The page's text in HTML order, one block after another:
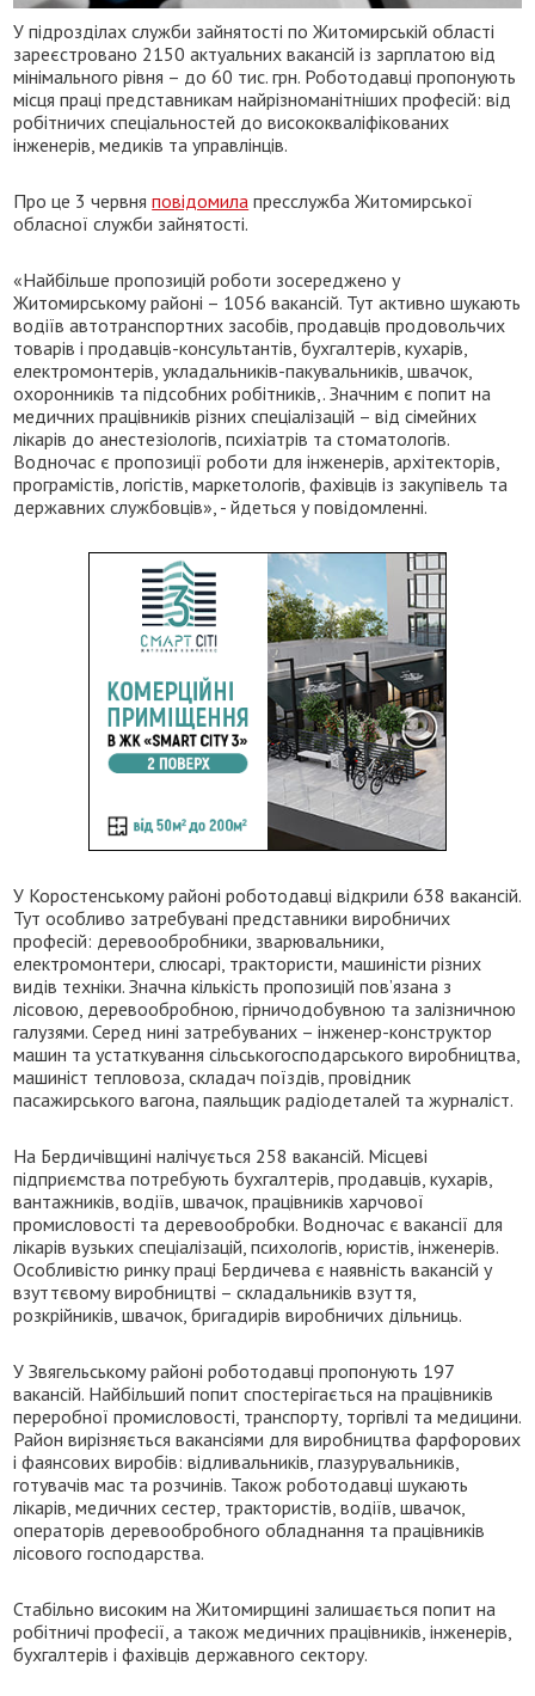
У підрозділах служби зайнятості по Житомирській області
зареєстровано 2150 актуальних вакансій із зарплатою від
мінімального рівня – до 60 тис. грн. Роботодавці пропонують
місця праці представникам найрізноманітніших професій: від
робітничих спеціальностей до висококваліфікованих
інженерів, медиків та управлінців.
Про це 3 червняповідомила пресслужба Житомирської
обласної служби зайнятості.
«Найбільше пропозицій роботи зосереджено у
Житомирському районі – 1056 вакансій. Тут активно шукають
водіїв автотранспортних засобів, продавців продовольчих
товарів і продавців-консультантів, бухгалтерів, кухарів,
електромонтерів, укладальників-пакувальників, швачок,
охоронників та підсобних робітників,. Значним є попит на
медичних працівників різних спеціалізацій – від сімейних
лікарів до анестезіологів, психіатрів та стоматологів.
Водночас є пропозиції роботи для інженерів, архітекторів,
програмістів, логістів, маркетологів, фахівців із закупівель та
державних службовців», - йдеться у повідомленні.
У Коростенському районі роботодавці відкрили 638 вакансій.
Тут особливо затребувані представники виробничих
професій: деревообробники, зварювальники,
електромонтери, слюсарі, трактористи, машиністи різних
видів техніки. Значна кількість пропозицій пов’язана з
лісовою, деревообробною, гірничодобувною та залізничною
галузями. Серед нині затребуваних – інженер-конструктор
машин та устаткування сільськогосподарського виробництва,
машиніст тепловоза, складач поїздів, провідник
пасажирського вагона, паяльщик радіодеталей та журналіст.
На Бердичівщині налічується 258 вакансій. Місцеві
підприємства потребують бухгалтерів, продавців, кухарів,
вантажників, водіїв, швачок, працівників харчової
промисловості та деревообробки. Водночас є вакансії для
лікарів вузьких спеціалізацій, психологів, юристів, інженерів.
Особливістю ринку праці Бердичева є наявність вакансій у
взуттєвому виробництві – складальників взуття,
розкрійників, швачок, бригадирів виробничих дільниць.
У Звягельському районі роботодавці пропонують 197
вакансій. Найбільший попит спостерігається на працівників
переробної промисловості, транспорту, торгівлі та медицини.
Район вирізняється вакансіями для виробництва фарфорових
і фаянсових виробів: відливальників, глазурувальників,
готувачів мас та розчинів. Також роботодавці шукають
лікарів, медичних сестер, трактористів, водіїв, швачок,
операторів деревообробного обладнання та працівників
лісового господарства.
Стабільно високим на Житомирщині залишається попит на
робітничі професії, а також медичних працівників, інженерів,
бухгалтерів і фахівців державного сектору.